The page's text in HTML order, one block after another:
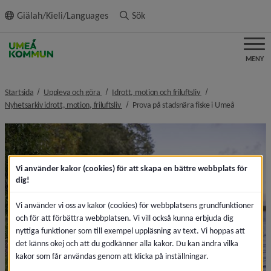
innehållet
Giälah/Kieli/Languages Sök
MENY
Startsida Uppleva och göra nivå i brödsmulenavigeringen
Idrott, motion och friluftsliv nivå i
Nyhetsarkiv idrott, motion, friluftsliv nivå i brödsmulenavigeringen
Prova på stadsnära fiske i Umeånivå i
Vi använder kakor (cookies) för att skapa en bättre webbplats för
dig!
Vi använder vi oss av kakor (cookies) för webbplatsens grundfunktioner
och för att förbättra webbplatsen. Vi vill också kunna erbjuda dig
nyttiga funktioner som till exempel uppläsning av text. Vi hoppas att
det känns okej och att du godkänner alla kakor. Du kan ändra vilka
kakor som får användas genom att klicka på inställningar.